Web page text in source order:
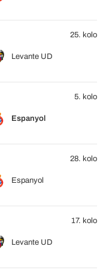
Levante UD
25. kolo
Espanyol
5. kolo
Espanyol
28. kolo
Levante UD
17. kolo